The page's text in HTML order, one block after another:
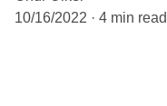
10/16/2022
4 min read